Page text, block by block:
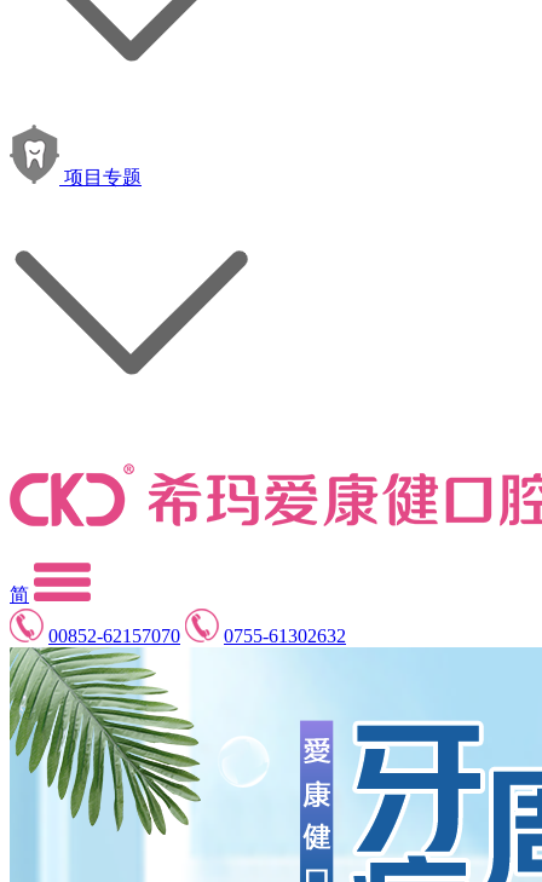
项目专题
简
00852-62157070
0755-61302632